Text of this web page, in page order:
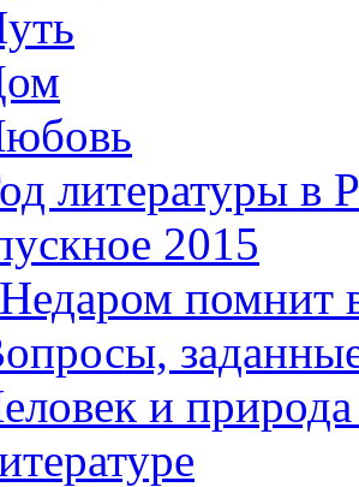
литературы в
2015
помнит
и